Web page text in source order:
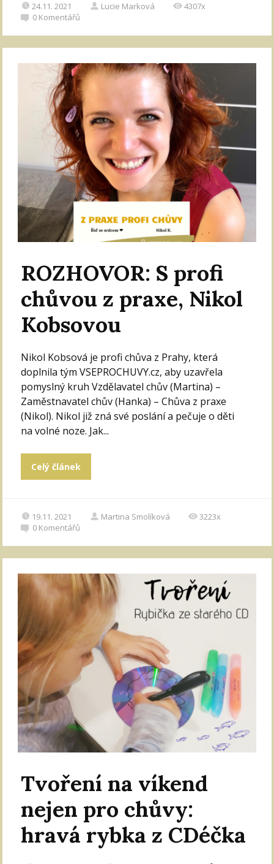
24.11. 2021 Lucie Marková
4307x
0 Komentářů
ROZHOVOR: S profi
chůvou z praxe, Nikol
Kobsovou
Nikol Kobsová je profi chůva z Prahy, která
doplnila tým VSEPROCHUVY.cz, aby uzavřela
pomyslný kruh Vzdělavatel chův (Martina) –
Zaměstnavatel chův (Hanka) – Chůva z praxe
(Nikol). Nikol již zná své poslání a pečuje o děti
na volné noze. Jak...
Celý článek
19.11. 2021 Martina Smolíková
3223x
0 Komentářů
Tvoření na víkend
nejen pro chůvy:
hravá rybka z CDéčka